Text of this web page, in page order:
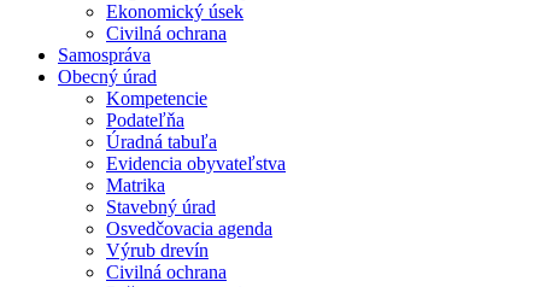
Ekonomický úsek
Civilná ochrana
Samospráva
Obecný úrad
Kompetencie
Podateľňa
Úradná tabuľa
Evidencia obyvateľstva
Matrika
Stavebný úrad
Osvedčovacia agenda
Výrub drevín
Civilná ochrana